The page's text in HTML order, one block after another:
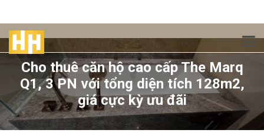
Cho thuê căn hộ cao cấp The Marq
Q1, 3 PN với tổng diện tích 128m2,
giá cực kỳ ưu đãi